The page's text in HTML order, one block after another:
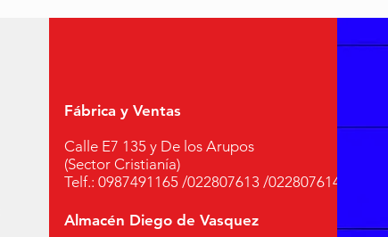
Fábrica y Ventas
Calle E7 135 y De los Arupos
(Sector Cristianía)
Telf.: 0987491165 /022807613 /022807614
Almacén Diego de Vasquez